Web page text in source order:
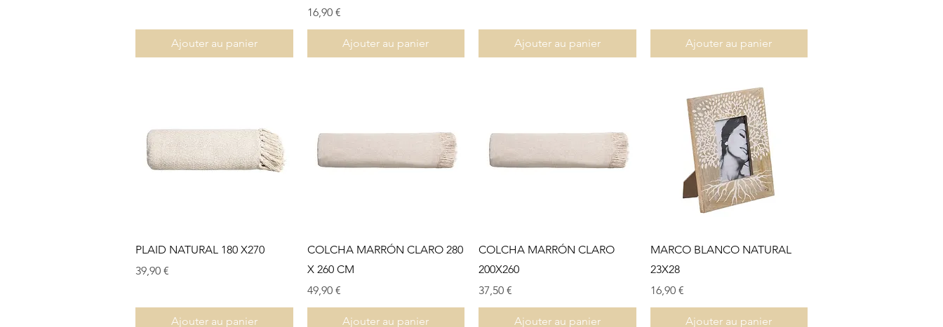
Ajouter au panier
Prix
16,90 €
Ajouter au panier Ajouter au panier Ajouter au panier
Aperçu rapide
PLAID NATURAL 180 X270
Prix
39,90 €
Ajouter au panier
Aperçu rapide
COLCHA MARRÓN CLARO 280
X 260 CM
Prix
49,90 €
Ajouter au panier
Aperçu rapide
COLCHA MARRÓN CLARO
200X260
Prix
37,50 €
Ajouter au panier
Aperçu rapide
MARCO BLANCO NATURAL
23X28
Prix
16,90 €
Ajouter au panier